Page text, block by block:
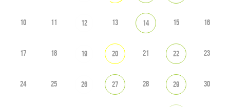
10 11 12 13 14 15 16
17 18 19 20 21 22 23
24 25 26 27 28 29 30